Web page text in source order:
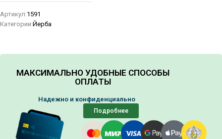
Артикул:1591
Категории:Йерба
МАКСИМАЛЬНО УДОБНЫЕ СПОСОБЫ
ОПЛАТЫ
Надежно и конфиденциально
Подробнее